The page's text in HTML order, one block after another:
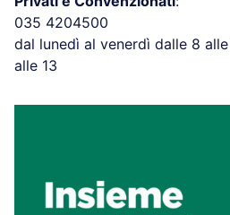
035 4204500
dal lunedì al venerdì dalle 8
alle 13